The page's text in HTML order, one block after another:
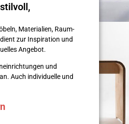
Materialien, Raum­
zur Inspiration und
Angebot.
und
Auch individuelle und